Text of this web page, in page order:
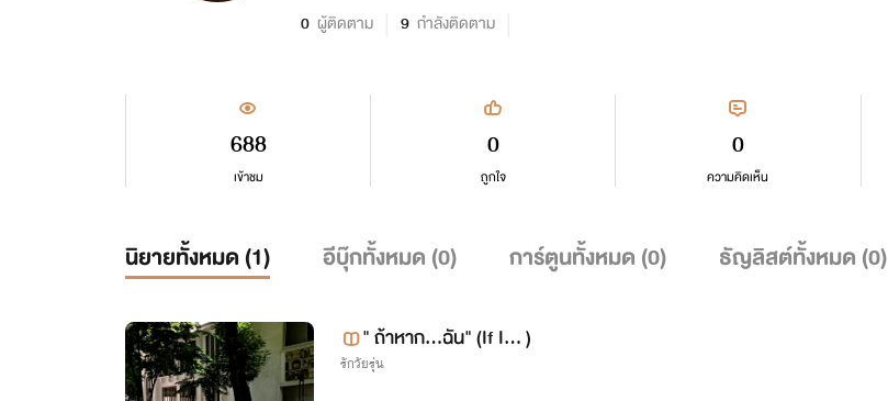
0 ผู้ติดตาม 9 กำลังติดตาม
688
เข้าชม
0
ถูกใจ
0
ความคิดเห็น
นิยายทั้งหมด (1) อีบุ๊กทั้งหมด (0) การ์ตูนทั้งหมด (0) ธัญลิสต์ทั้งหมด (0)
" ถ้าหาก...ฉัน" (If I... )
รักวัยรุ่น